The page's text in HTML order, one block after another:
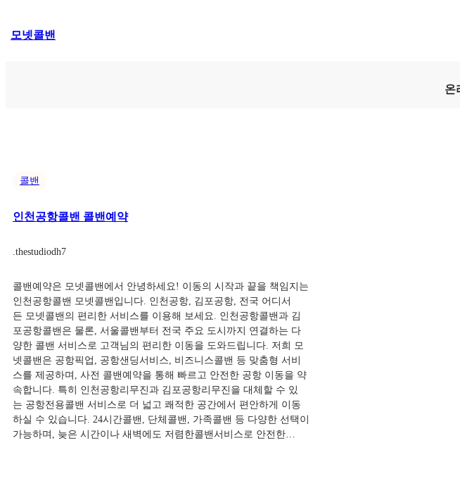
텐
모넷콜밴
온
콜밴
인천공항콜밴 콜밴예약
thestudiodh7
콜밴예약은 모넷콜밴에서 안녕하세요! 이동의 시작과 끝을 책임지는
인천공항콜밴 모넷콜밴입니다. 인천공항, 김포공항, 전국 어디서
든 모넷콜밴의 편리한 서비스를 이용해 보세요. 인천공항콜밴과 김
포공항콜밴은 물론, 서울콜밴부터 전국 주요 도시까지 연결하는 다
양한 콜밴 서비스로 고객님의 편리한 이동을 도와드립니다. 저희 모
넷콜밴은 공항픽업, 공항샌딩서비스, 비즈니스콜밴 등 맞춤형 서비
스를 제공하며, 사전 콜밴예약을 통해 빠르고 안전한 공항 이동을 약
속합니다. 특히 인천공항리무진과 김포공항리무진을 대체할 수 있
는 공항전용콜밴 서비스로 더 넓고 쾌적한 공간에서 편안하게 이동
하실 수 있습니다. 24시간콜밴, 단체콜밴, 가족콜밴 등 다양한 선택이
가능하며, 늦은 시간이나 새벽에도 저렴한콜밴서비스로 안전한…